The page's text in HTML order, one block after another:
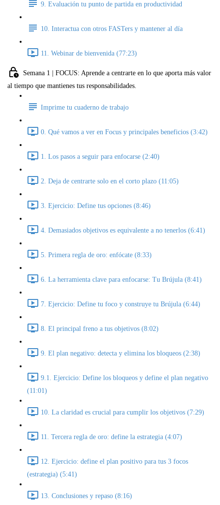
9. Evaluación tu punto de partida en productividad
10. Interactua con otros FASTers y mantener al día
11. Webinar de bienvenida (77:23)
Semana 1 | FOCUS: Aprende a centrarte en lo que aporta más valor
al tiempo que mantienes tus responsabilidades.
Imprime tu cuaderno de trabajo
0. Qué vamos a ver en Focus y principales beneficios (3:42)
1. Los pasos a seguir para enfocarse (2:40)
2. Deja de centrarte solo en el corto plazo (11:05)
3. Ejercicio: Define tus opciones (8:46)
4. Demasiados objetivos es equivalente a no tenerlos (6:41)
5. Primera regla de oro: enfócate (8:33)
6. La herramienta clave para enfocarse: Tu Brújula (8:41)
7. Ejercicio: Define tu foco y construye tu Brújula (6:44)
8. El principal freno a tus objetivos (8:02)
9. El plan negativo: detecta y elimina los bloqueos (2:38)
9.1. Ejercicio: Define los bloqueos y define el plan negativo
(11:01)
10. La claridad es crucial para cumplir los objetivos (7:29)
11. Tercera regla de oro: define la estrategia (4:07)
12. Ejercicio: define el plan positivo para tus 3 focos
(estrategia) (5:41)
13. Conclusiones y repaso (8:16)